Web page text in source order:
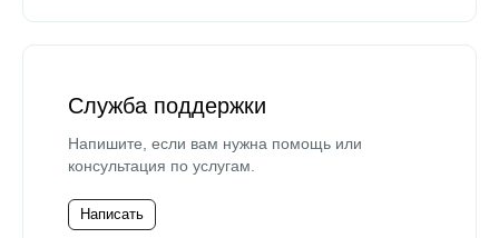
Служба поддержки
Напишите, если вам нужна помощь или
консультация по услугам.
Написать